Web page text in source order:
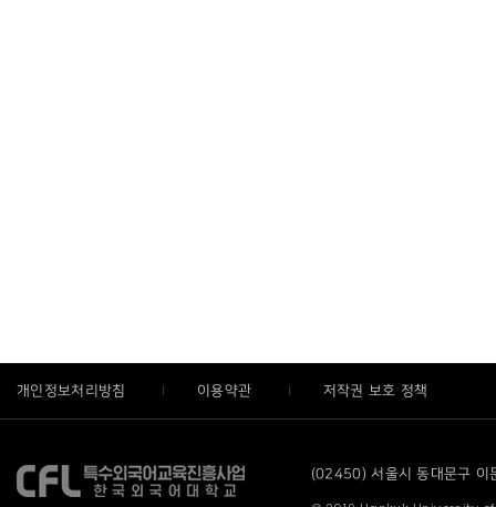
개인정보처리방침 이용약관 저작권 보호 정책
(02450) 서울시 동대문구